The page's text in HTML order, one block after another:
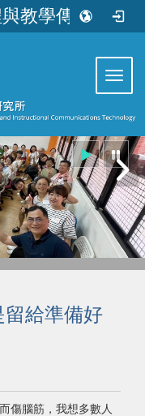
國立臺北教育大學-課程與教學傳播科技研究所
留給準備好
腦筋，我想多數人